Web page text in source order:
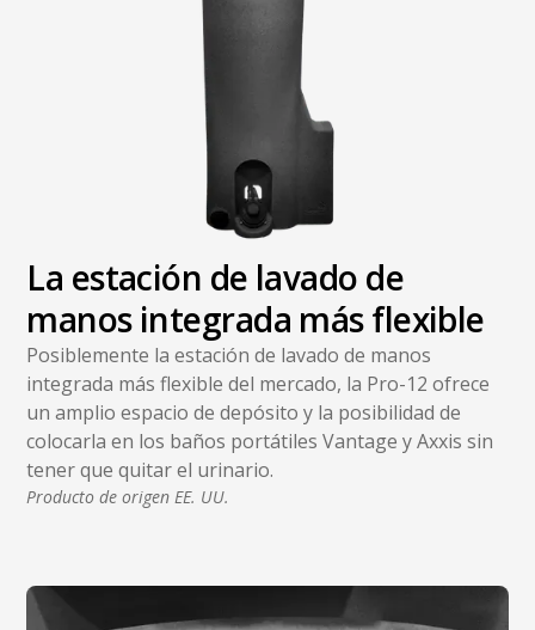
La estación de lavado de
manos integrada más flexible
Posiblemente la estación de lavado de manos
integrada más flexible del mercado, la Pro-12 ofrece
un amplio espacio de depósito y la posibilidad de
colocarla en los baños portátiles Vantage y Axxis sin
tener que quitar el urinario.
Producto de origen EE. UU.